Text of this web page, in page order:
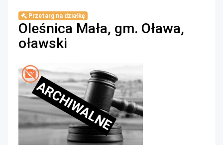
Przetarg na działkę
Oleśnica Mała, gm. Oława,
oławski
ARCHIWALNE